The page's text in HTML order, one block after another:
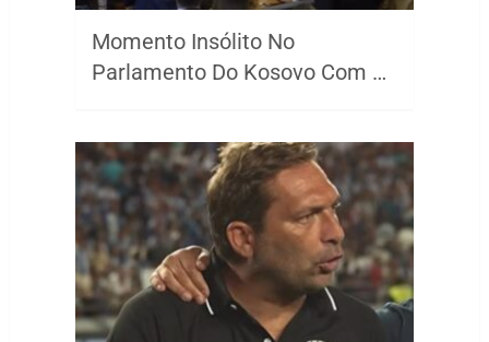
Momento Insólito No
Parlamento Do Kosovo Com …